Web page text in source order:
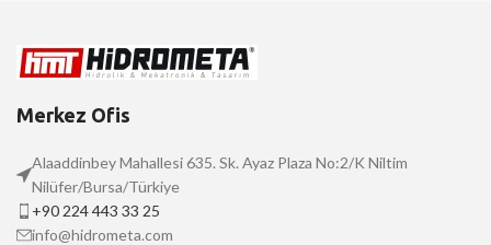
Merkez Ofis
Alaaddinbey Mahallesi 635. Sk. Ayaz Plaza No:2/K Niltim
Nilüfer/Bursa/Türkiye
+90 224 443 33 25
info@hidrometa.com